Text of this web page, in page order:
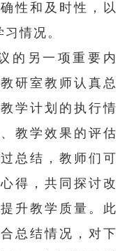
性和及时性，以
情况。
的另一项重要内
研室教师认真总
学计划的执行情
教学效果的评估
总结，教师们可
得，共同探讨改
升教学质量。此
总结情况，对下